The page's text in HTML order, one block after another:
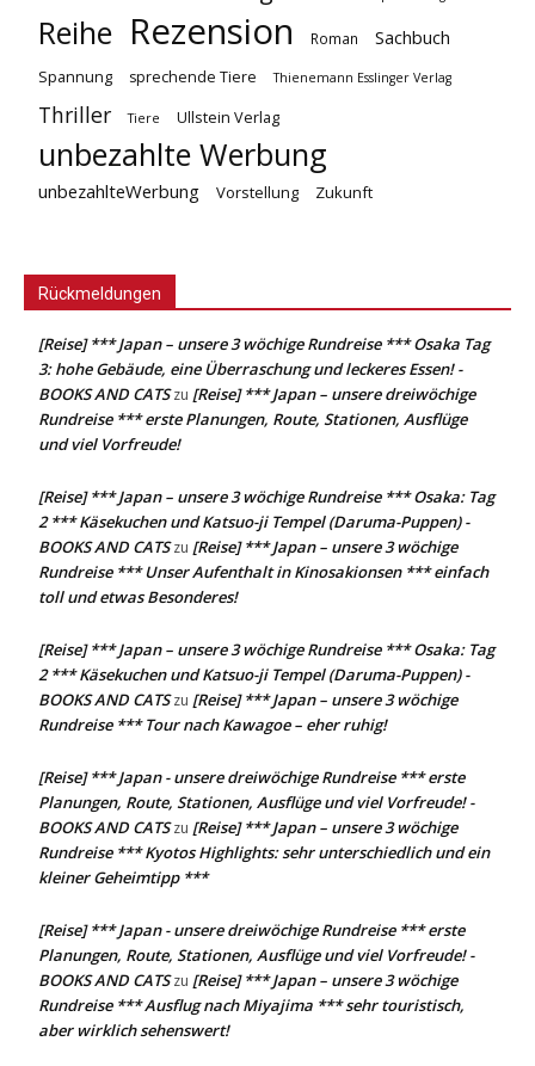
Reihe Rezension Roman Sachbuch
Spannung sprechende Tiere Thienemann Esslinger Verlag
Thriller Tiere Ullstein Verlag
unbezahlte Werbung
unbezahlteWerbung Vorstellung Zukunft
Rückmeldungen
[Reise] *** Japan – unsere 3 wöchige Rundreise *** Osaka Tag
3: hohe Gebäude, eine Überraschung und leckeres Essen! -
BOOKS AND CATSzu [Reise] *** Japan – unsere dreiwöchige
Rundreise *** erste Planungen, Route, Stationen, Ausflüge
und viel Vorfreude!
[Reise] *** Japan – unsere 3 wöchige Rundreise *** Osaka: Tag
2 *** Käsekuchen und Katsuo-ji Tempel (Daruma-Puppen) -
BOOKS AND CATSzu [Reise] *** Japan – unsere 3 wöchige
Rundreise *** Unser Aufenthalt in Kinosakionsen *** einfach
toll und etwas Besonderes!
[Reise] *** Japan – unsere 3 wöchige Rundreise *** Osaka: Tag
2 *** Käsekuchen und Katsuo-ji Tempel (Daruma-Puppen) -
BOOKS AND CATSzu [Reise] *** Japan – unsere 3 wöchige
Rundreise *** Tour nach Kawagoe – eher ruhig!
[Reise] *** Japan - unsere dreiwöchige Rundreise *** erste
Planungen, Route, Stationen, Ausflüge und viel Vorfreude! -
BOOKS AND CATSzu [Reise] *** Japan – unsere 3 wöchige
Rundreise *** Kyotos Highlights: sehr unterschiedlich und ein
kleiner Geheimtipp ***
[Reise] *** Japan - unsere dreiwöchige Rundreise *** erste
Planungen, Route, Stationen, Ausflüge und viel Vorfreude! -
BOOKS AND CATSzu [Reise] *** Japan – unsere 3 wöchige
Rundreise *** Ausflug nach Miyajima *** sehr touristisch,
aber wirklich sehenswert!